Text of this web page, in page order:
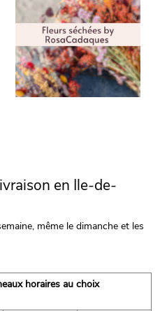
en Ile-de-
même le dimanche et les
horaires au choix